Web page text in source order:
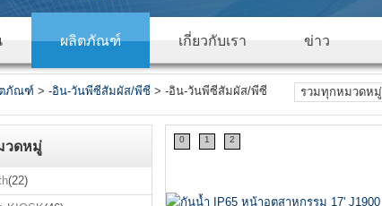
ผลิตภัณฑ์ เกี่ยวกับเรา ข่าว
ภัณฑ์ > -อิน-วันพีซีสัมผัส/พีซี> -อิน-วันพีซีสัมผัส/พีซี
รวมทุกหมวดหมู่
Single Page
พีซี
วดหมู่
(22)
0 1 2